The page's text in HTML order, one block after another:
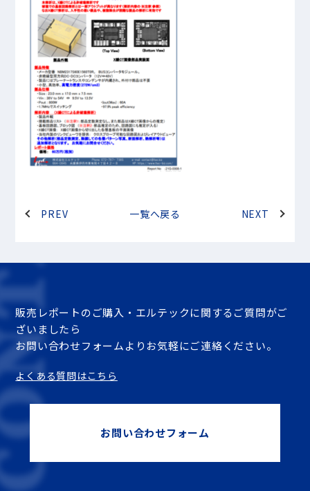
PREV 一覧へ戻る NEXT
販売レポートのご購入・エルテックに関するご質問がご
ざいましたら
お問い合わせフォームよりお気軽にご連絡ください。
よくある質問はこちら
お問い合わせフォーム